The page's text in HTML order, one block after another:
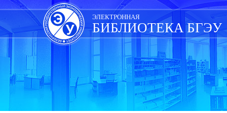
Skip
navigation
ЭЛЕКТРОННАЯ
БИБЛИОТЕКА БГЭУ